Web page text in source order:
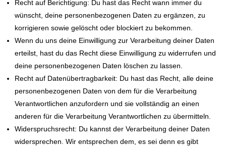
Recht auf Berichtigung: Du hast das Recht wann immer du
wünscht, deine personenbezogenen Daten zu ergänzen, zu
korrigieren sowie gelöscht oder blockiert zu bekommen.
Wenn du uns deine Einwilligung zur Verarbeitung deiner Daten
erteilst, hast du das Recht diese Einwilligung zu widerrufen und
deine personenbezogenen Daten löschen zu lassen.
Recht auf Datenübertragbarkeit: Du hast das Recht, alle deine
personenbezogenen Daten von dem für die Verarbeitung
Verantwortlichen anzufordern und sie vollständig an einen
anderen für die Verarbeitung Verantwortlichen zu übermitteln.
Widerspruchsrecht: Du kannst der Verarbeitung deiner Daten
widersprechen. Wir entsprechen dem, es sei denn es gibt